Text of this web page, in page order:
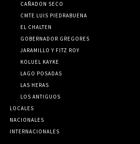
CAÑADON SECO
CMTE LUIS PIEDRABUENA
EL CHALTEN
GOBERNADOR GREGORES
JARAMILLO Y FITZ ROY
KOLUEL KAYKE
LAGO POSADAS
LAS HERAS
LOS ANTIGUOS
LOCALES
NACIONALES
INTERNACIONALES